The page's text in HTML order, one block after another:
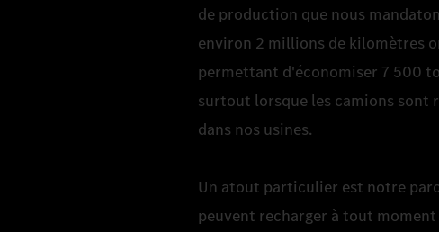
de production que nous
environ 2 millions de kilomètres
permettant d'économiser 7 500
surtout lorsque les camions sont
dans nos usines.
Un atout particulier est notre
peuvent recharger à tout